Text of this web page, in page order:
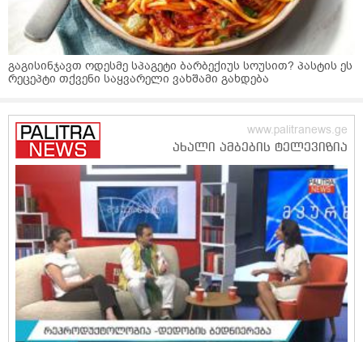
გაგისინჯავთ ოდესმე სპაგეტი ბარბექიუს სოუსით? პასტის ეს
რეცეპტი თქვენი საყვარელი ვახშამი გახდება